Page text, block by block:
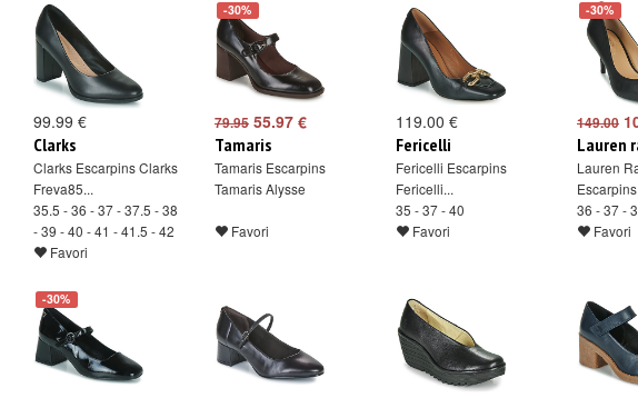
99.99 €
Clarks
Clarks Escarpins Clarks
Freva85...
35.5 - 36 - 37 - 37.5 - 38
- 39 - 40 - 41 - 41.5 - 42
Favori
-30%
79.95 55.97 €
Tamaris
Tamaris Escarpins
Tamaris Alysse
Favori
119.00 €
Fericelli
Fericelli Escarpins
Fericelli...
35 - 37 - 40
Favori
-30%
149.00
Lauren
Lauren
36 - 37 -
Favori
-30%